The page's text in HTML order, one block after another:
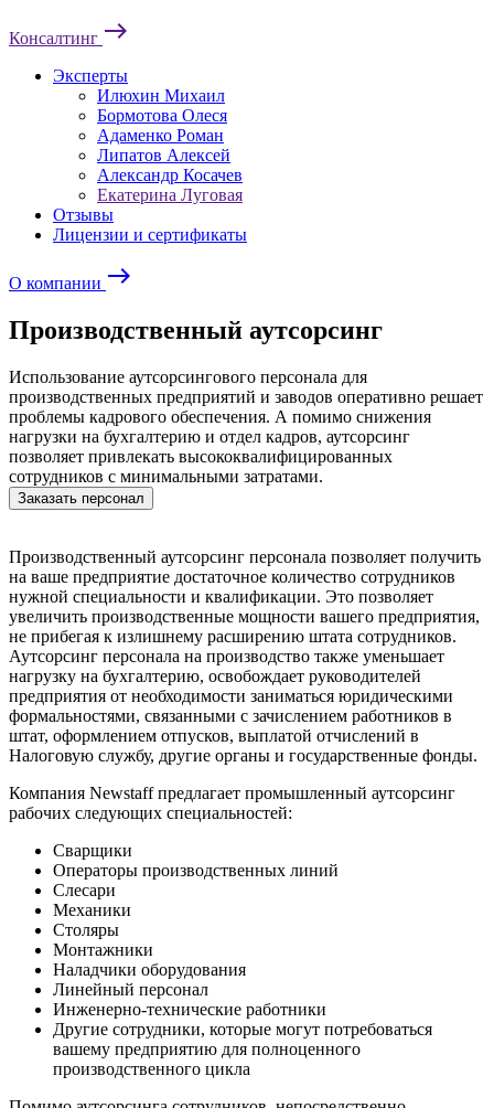
Консалтинг east
Эксперты
Илюхин Михаил
Бормотова Олеся
Адаменко Роман
Липатов Алексей
Александр Косачев
Екатерина Луговая
Отзывы
Лицензии и сертификаты
О компании east
Производственный аутсорсинг
Использование аутсорсингового персонала для
производственных предприятий и заводов оперативно решает
проблемы кадрового обеспечения. А помимо снижения
нагрузки на бухгалтерию и отдел кадров, аутсорсинг
позволяет привлекать высококвалифицированных
сотрудников с минимальными затратами.
Заказать персонал
Производственный аутсорсинг персонала позволяет получить
на ваше предприятие достаточное количество сотрудников
нужной специальности и квалификации. Это позволяет
увеличить производственные мощности вашего предприятия,
не прибегая к излишнему расширению штата сотрудников.
Аутсорсинг персонала на производство также уменьшает
нагрузку на бухгалтерию, освобождает руководителей
предприятия от необходимости заниматься юридическими
формальностями, связанными с зачислением работников в
штат, оформлением отпусков, выплатой отчислений в
Налоговую службу, другие органы и государственные фонды.
Компания Newstaff предлагает промышленный аутсорсинг
рабочих следующих специальностей:
Сварщики
Операторы производственных линий
Слесари
Механики
Столяры
Монтажники
Наладчики оборудования
Линейный персонал
Инженерно-технические работники
Другие сотрудники, которые могут потребоваться
вашему предприятию для полноценного
производственного цикла